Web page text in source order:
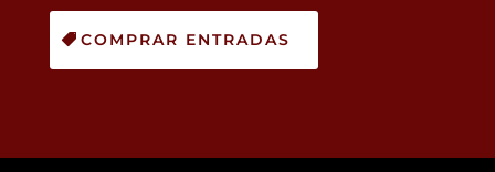
COMPRAR ENTRADAS